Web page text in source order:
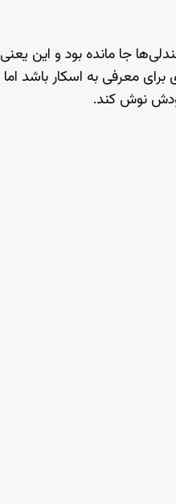
جا مانده بود و این یعنی
معرفی به اسکار باشد اما
نوش کند.